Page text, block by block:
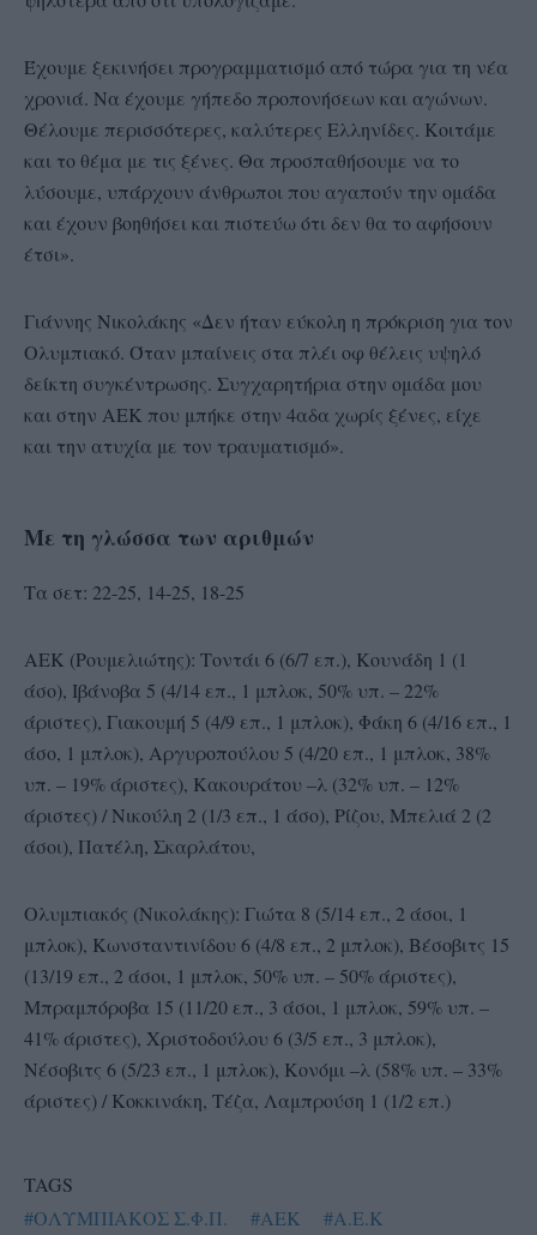
Έχουμε ξεκινήσει προγραμματισμό από τώρα για τη νέα
χρονιά. Να έχουμε γήπεδο προπονήσεων και αγώνων.
Θέλουμε περισσότερες, καλύτερες Ελληνίδες. Κοιτάμε
και το θέμα με τις ξένες. Θα προσπαθήσουμε να το
λύσουμε, υπάρχουν άνθρωποι που αγαπούν την ομάδα
και έχουν βοηθήσει και πιστεύω ότι δεν θα το αφήσουν
έτσι».
Γιάννης Νικολάκης «Δεν ήταν εύκολη η πρόκριση για τον
Ολυμπιακό. Όταν μπαίνεις στα πλέι οφ θέλεις υψηλό
δείκτη συγκέντρωσης. Συγχαρητήρια στην ομάδα μου
και στην ΑΕΚ που μπήκε στην 4αδα χωρίς ξένες, είχε
και την ατυχία με τον τραυματισμό».
Με τη γλώσσα των αριθμών
Τα σετ: 22-25, 14-25, 18-25
ΑΕΚ (Ρουμελιώτης): Τοντάι 6 (6/7 επ.), Κουνάδη 1 (1
άσο), Ιβάνοβα 5 (4/14 επ., 1 μπλοκ, 50% υπ. – 22%
άριστες), Γιακουμή 5 (4/9 επ., 1 μπλοκ), Φάκη 6 (4/16 επ., 1
άσο, 1 μπλοκ), Αργυροπούλου 5 (4/20 επ., 1 μπλοκ, 38%
υπ. – 19% άριστες), Κακουράτου –λ (32% υπ. – 12%
άριστες) / Νικούλη 2 (1/3 επ., 1 άσο), Ρίζου, Μπελιά 2 (2
άσοι), Πατέλη, Σκαρλάτου,
Ολυμπιακός (Νικολάκης): Γιώτα 8 (5/14 επ., 2 άσοι, 1
μπλοκ), Κωνσταντινίδου 6 (4/8 επ., 2 μπλοκ), Βέσοβιτς 15
(13/19 επ., 2 άσοι, 1 μπλοκ, 50% υπ. – 50% άριστες),
Μπραμπόροβα 15 (11/20 επ., 3 άσοι, 1 μπλοκ, 59% υπ. –
41% άριστες), Χριστοδούλου 6 (3/5 επ., 3 μπλοκ),
Νέσοβιτς 6 (5/23 επ., 1 μπλοκ), Κονόμι –λ (58% υπ. – 33%
άριστες) / Κοκκινάκη, Τέζα, Λαμπρούση 1 (1/2 επ.)
TAGS
#ΟΛΥΜΠΙΑΚΟΣ Σ.Φ.Π.
#AEK
#Α.Ε.Κ